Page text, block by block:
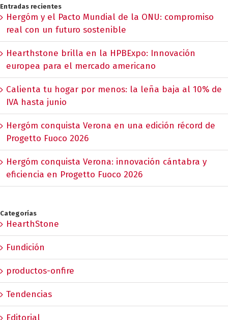
Entradas recientes
Hergóm y el Pacto Mundial de la ONU: compromiso
real con un futuro sostenible
Hearthstone brilla en la HPBExpo: Innovación
europea para el mercado americano
Calienta tu hogar por menos: la leña baja al 10% de
IVA hasta junio
Hergóm conquista Verona en una edición récord de
Progetto Fuoco 2026
Hergóm conquista Verona: innovación cántabra y
eficiencia en Progetto Fuoco 2026
Categorías
HearthStone
Fundición
productos-onfire
Tendencias
Editorial